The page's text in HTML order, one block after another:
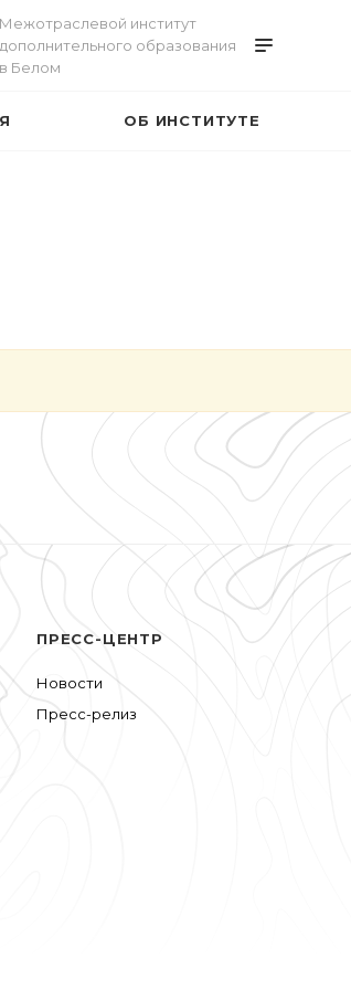
Межотраслевой институт
дополнительного образования
в Белом
ОБ ИНСТИТУТЕ
ПРЕСС-ЦЕНТР
Новости
Пресс-релиз